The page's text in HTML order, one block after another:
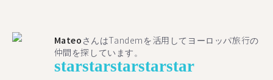
Mateo さんはTandemを活用してヨーロッパ旅行の
仲間を探しています。
starstarstarstarstar